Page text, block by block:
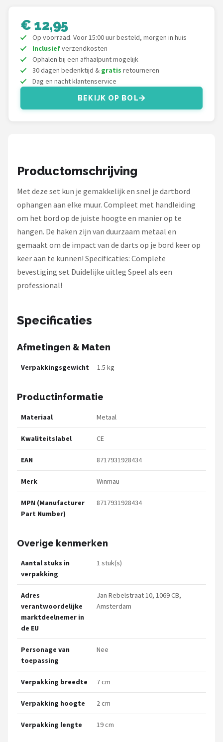
Mission
Harrows
KOTO
€ 12,95
Op voorraad. Voor 15:00 uur besteld, morgen in huis
Inclusiefverzendkosten
Ophalen bij een afhaalpunt mogelijk
30 dagen bedenktijd & gratis retourneren
Dag en nacht klantenservice
BEKIJK OP BOL
Productomschrijving
Met deze set kun je gemakkelijk en snel je dartbord
ophangen aan elke muur. Compleet met handleiding
om het bord op de juiste hoogte en manier op te
hangen. De haken zijn van duurzaam metaal en
gemaakt om de impact van de darts op je bord keer op
keer aan te kunnen! Specificaties: Complete
bevestiging set Duidelijke uitleg Speel als een
professional!
Specificaties
Afmetingen & Maten
Verpakkingsgewicht 1.5 kg
Productinformatie
Materiaal Metaal
Kwaliteitslabel CE
EAN 8717931928434
Merk Winmau
MPN (Manufacturer
Part Number)
8717931928434
Overige kenmerken
Aantal stuks in
verpakking
1 stuk(s)
Adres
verantwoordelijke
marktdeelnemer in
de EU
Jan Rebelstraat 10, 1069 CB,
Amsterdam
Personage van
toepassing
Nee
Verpakking breedte 7 cm
Verpakking hoogte 2 cm
Verpakking lengte 19 cm